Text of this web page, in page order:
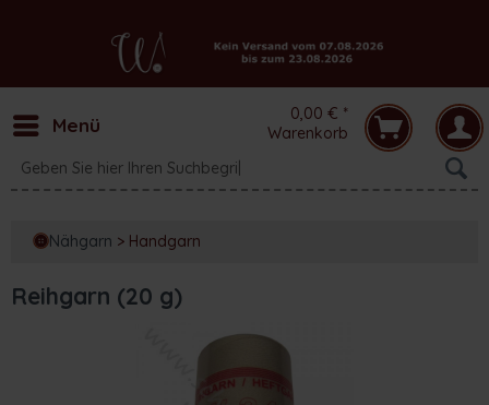
Menü
0,00 € *
Warenkorb
Nähgarn > Handgarn
Reihgarn (20 g)